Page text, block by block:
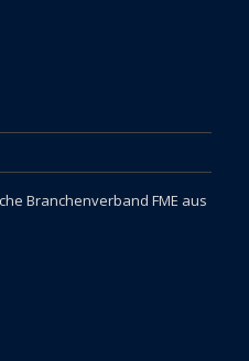
Branchenverband FME aus